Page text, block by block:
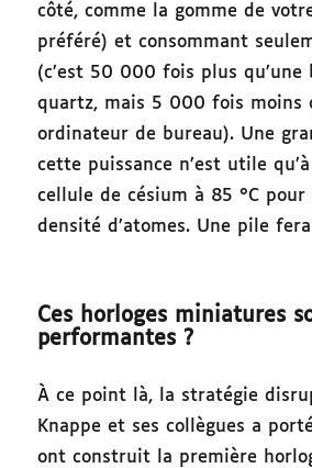
côté, comme la gomme de
préféré) et consommant
(c’est 50 000 fois plus qu’une
quartz, mais 5 000 fois moins
ordinateur de bureau). Une
cette puissance n’est utile
cellule de césium à 85 °C
densité d’atomes. Une pile
Ces horloges miniatures
performantes ?
À ce point là, la stratégie
Knappe et ses collègues a
ont construit la première